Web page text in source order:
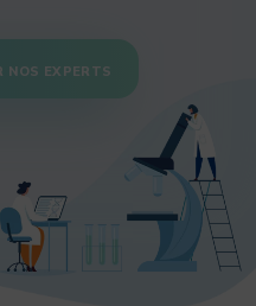
NOS EXPERTS